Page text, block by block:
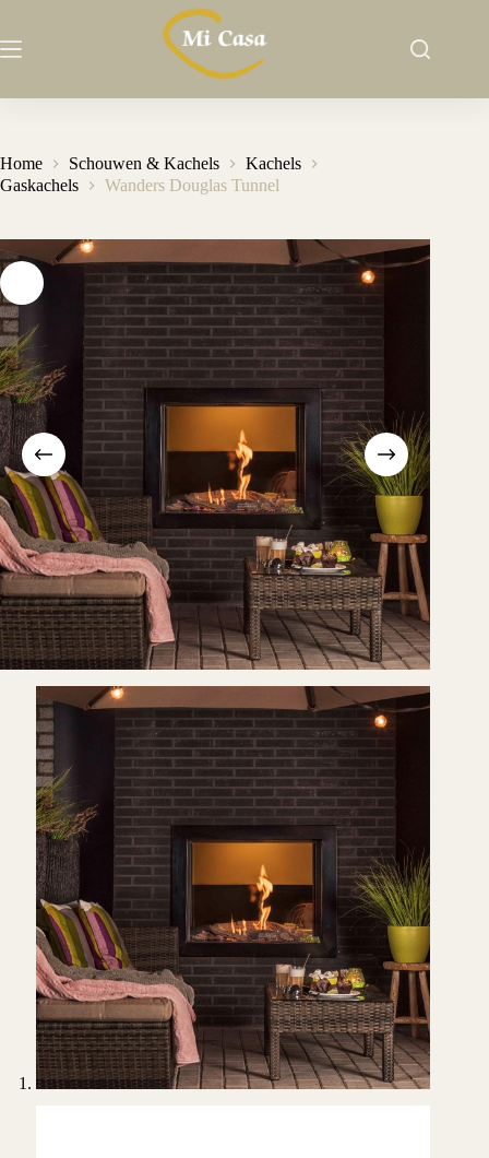
de
Home Schouwen & Kachels
Kachels
Gaskachels
Wanders Douglas Tunnel